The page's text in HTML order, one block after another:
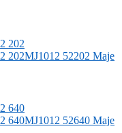
MJ1012 52202 Maje
MJ1012 52640 Maje